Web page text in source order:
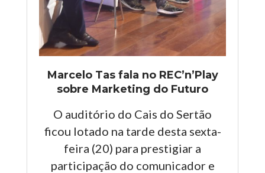
Marcelo Tas fala no REC’n’Play
sobre Marketing do Futuro
O auditório do Cais do Sertão
ficou lotado na tarde desta sexta-
feira (20) para prestigiar a
participação do comunicador e